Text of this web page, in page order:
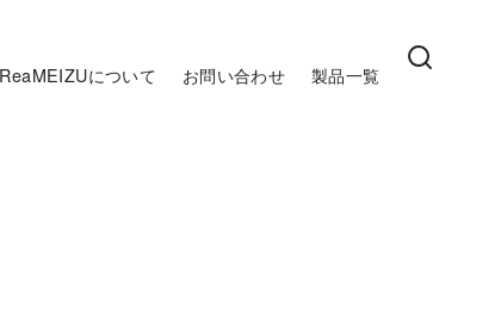
ReaMEIZUについて お問い合わせ 製品一覧